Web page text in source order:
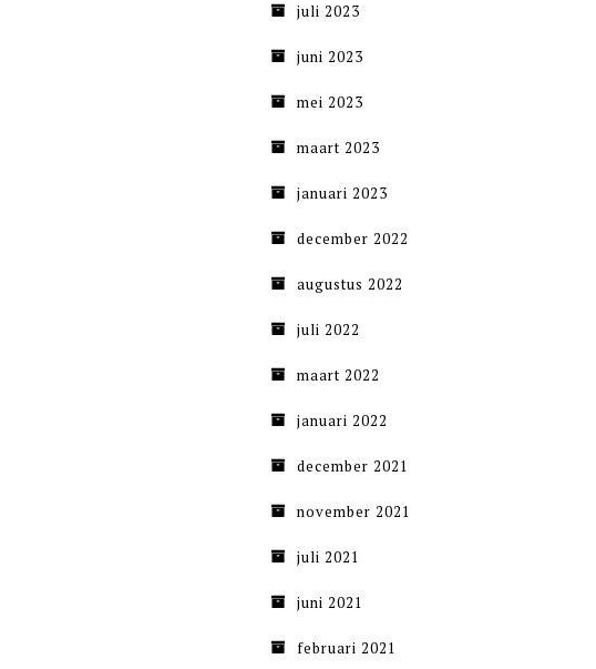
juli 2023
juni 2023
mei 2023
maart 2023
januari 2023
december 2022
augustus 2022
juli 2022
maart 2022
januari 2022
december 2021
november 2021
juli 2021
juni 2021
februari 2021